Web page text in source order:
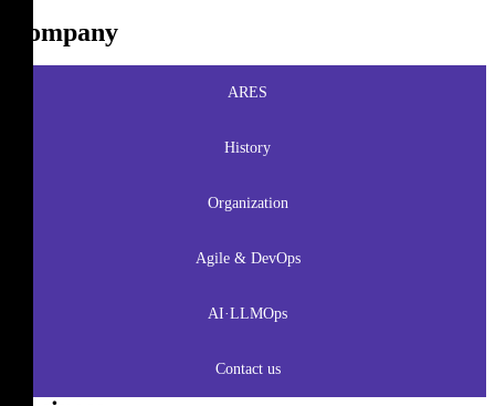
Company
ARES
History
Organization
Agile & DevOps
AI·LLMOps
Contact us